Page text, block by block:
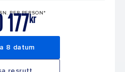
PER PERSON*
kr
177
8 datum